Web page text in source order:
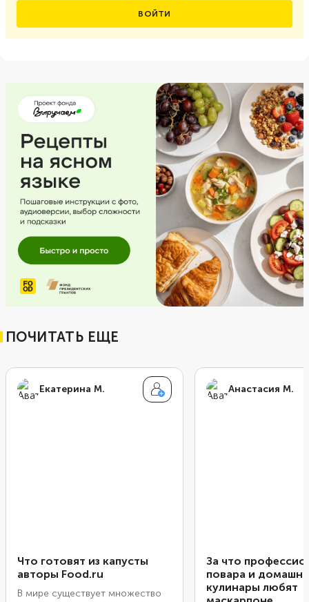
ВОЙТИ
ПОЧИТАТЬ ЕЩЕ
Екатерина М.
Что готовят из капусты
авторы Food.ru
В мире существует множество
Анастасия М.
За что
повара и
кулинары любят